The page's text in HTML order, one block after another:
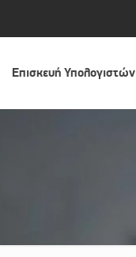
Επισκευή Υπολογιστών